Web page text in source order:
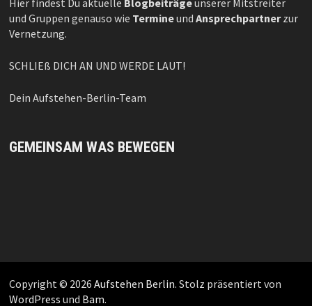
und Gruppen genauso wie Termineund Ansprechpartnerzur
Vernetzung.
SCHLIEß DICH AN UND WERDE LAUT!
Dein Aufstehen-Berlin-Team
GEMEINSAM WAS BEWEGEN
Copyright © 2026 Aufstehen Berlin. Stolz präsentiert von
WordPress und Bam.